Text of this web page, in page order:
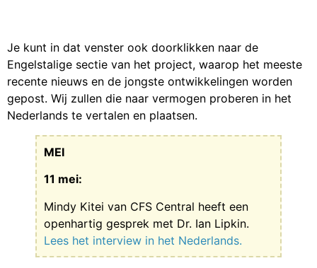
Je kunt in dat venster ook doorklikken naar de
Engelstalige sectie van het project, waarop het meeste
recente nieuws en de jongste ontwikkelingen worden
gepost. Wij zullen die naar vermogen proberen in het
Nederlands te vertalen en plaatsen.
MEI
11 mei:
Mindy Kitei van CFS Central heeft een
openhartig gesprek met Dr. Ian Lipkin.
Lees het interview in het Nederlands.